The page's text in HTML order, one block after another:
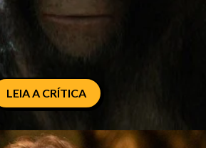
LEIA A CRÍTICA